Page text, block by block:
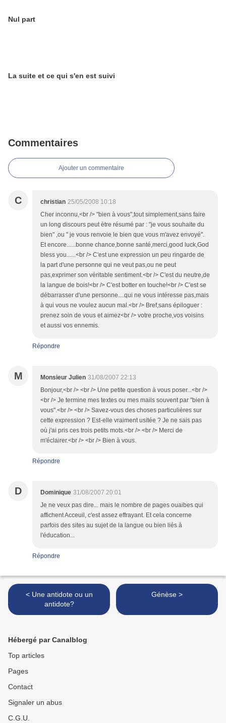
Nul part
La suite et ce qui s'en est suivi
Commentaires
Ajouter un commentaire
C christian 25/05/2008 10:18
Cher inconnu,<br /> "bien à vous",tout simplement,sans faire
un long discours peut ètre résumé par : "je vous souhaite du
bien" ,ou " je vous renvoie le bien que vous m'avez envoyé".
Et encore......bonne chance,bonne santé,merci,good luck,God
bless you......<br /> C'est une expression un peu ringarde de
la part d'une personne qui ne veut pas,ou ne peut
pas,exprimer son véritable sentiment.<br /> C'est du neutre,de
la langue de bois!<br /> C'est botter en touche!<br /> C'est se
débarrasser d'une personne....qui ne vous intéresse pas,mais
à qui vous ne voulez aucun mal.<br /> Bref,sans épiloguer :
prenez soin de vous et aimez<br /> votre proche,vos voisins
et aussi vos ennemis.
Répondre
M Monsieur Julien 31/08/2007 22:13
Bonjour,<br /> <br /> Une petite question à vous poser...<br />
<br /> Je termine mes textes ou mes mails souvent par "bien à
vous".<br /> <br /> Savez-vous des choses particulières sur
cette expression ? Est-elle vraiment usitée ? Je ne sais pas
où j'ai pris ces trois petits mots.<br /> <br /> Merci de
m'éclairer.<br /> <br /> Bien à vous.
Répondre
D Dominique 31/08/2007 20:01
Je ne veux pas dire... mais le nombre de pages ouaibes qui
affichent Acceuil, c'est assez effrayant. Et cela concerne
parfois des sites au sujet de la langue ou bien liés à
l'éducation...
Répondre
< Une antidote ou un
antidote?
Génèse >
Hébergé par Canalblog
Top articles
Pages
Contact
Signaler un abus
C.G.U.